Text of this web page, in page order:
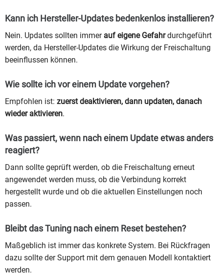
Kann ich Hersteller-Updates bedenkenlos installieren?
Nein. Updates sollten immer auf eigene Gefahrdurchgeführt
werden, da Hersteller-Updates die Wirkung der Freischaltung
beeinflussen können.
Wie sollte ich vor einem Update vorgehen?
Empfohlen ist: zuerst deaktivieren, dann updaten, danach
wieder aktivieren.
Was passiert, wenn nach einem Update etwas anders
reagiert?
Dann sollte geprüft werden, ob die Freischaltung erneut
angewendet werden muss, ob die Verbindung korrekt
hergestellt wurde und ob die aktuellen Einstellungen noch
passen.
Bleibt das Tuning nach einem Reset bestehen?
Maßgeblich ist immer das konkrete System. Bei Rückfragen
dazu sollte der Support mit dem genauen Modell kontaktiert
werden.